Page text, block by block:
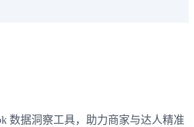
数据洞察工具，助力商家与达人精准